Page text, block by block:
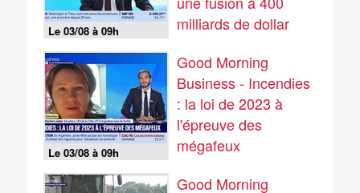
Le 03/08 à 09h
milliards de dollar
Le 03/08 à 09h
Good Morning
Business - Incendies
: la loi de 2023 à
l'épreuve des
mégafeux
Good Morning